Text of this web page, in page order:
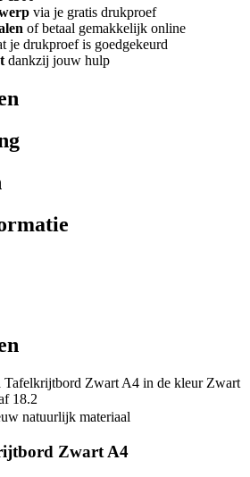
via je gratis drukproef
of betaal gemakkelijk online
je drukproef is goedgekeurd
dankzij jouw hulp
natuurlijk materiaal
Zwart A4